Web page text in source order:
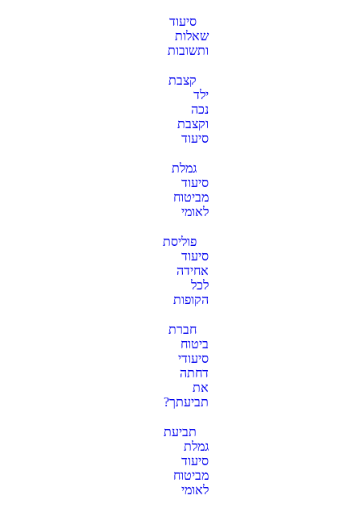
סיעוד
שאלות
ותשובות
קצבת
ילד
נכה
וקצבת
סיעוד
גמלת
סיעוד
מביטוח
לאומי
פוליסת
סיעוד
אחידה
לכל
הקופות
חברת
ביטוח
סיעודי
דחתה
את
תביעתך?
תביעת
גמלת
סיעוד
מביטוח
לאומי